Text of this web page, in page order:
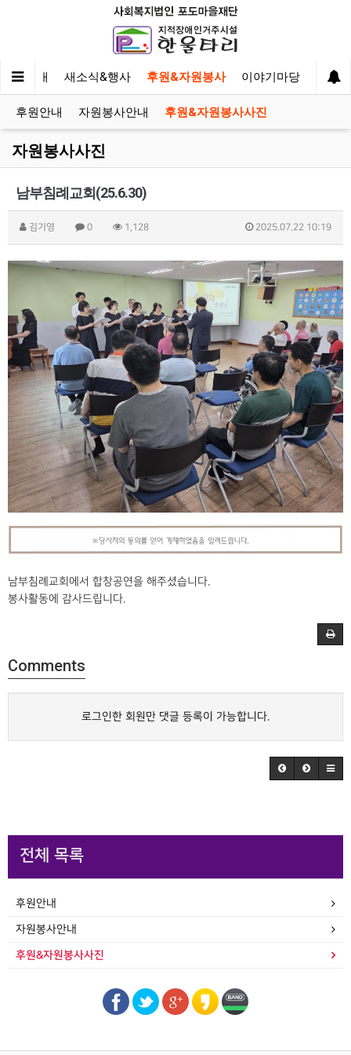
사업안내 새소식&행사 후원&자원봉사 이야기마당
후원안내 자원봉사안내 후원&자원봉사사진
자원봉사사진
남부침례교회(25.6.30)
김기영 0 1,128 2025.07.22 10:19
남부침례교회에서 합창공연을 해주셨습니다.
봉사활동에 감사드립니다.
Comments
로그인한 회원만 댓글 등록이 가능합니다.
전체 목록
후원안내
자원봉사안내
후원&자원봉사사진